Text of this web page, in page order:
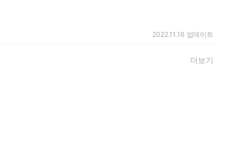
2022.11.16 업데이트
더보기